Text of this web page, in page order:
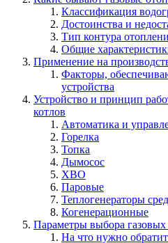
Классификация
Достоинства и
Тип контура
Общие
Применение на
Факторы,
устройства
Устройство и принцип
котлов
Автоматика и
Горелка
Топка
Дымосос
ХВО
Паровые
Теплогенераторы
Когенерационные
Параметры выбора газовых
На что нужно